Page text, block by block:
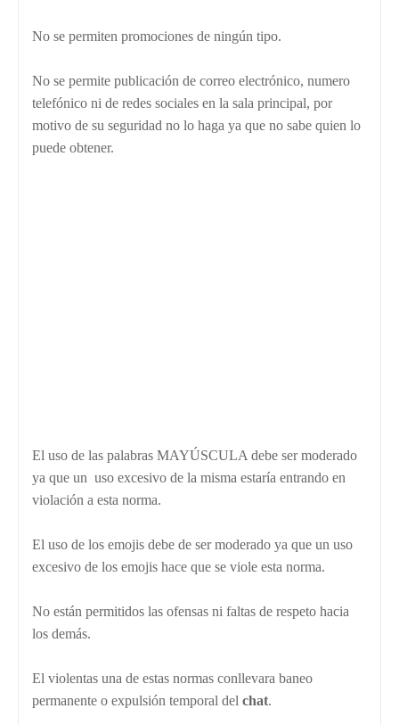
No se permiten promociones de ningún tipo.
No se permite publicación de correo electrónico, numero
telefónico ni de redes sociales en la sala principal, por
motivo de su seguridad no lo haga ya que no sabe quien lo
puede obtener.
El uso de las palabras MAYÚSCULA debe ser moderado
ya que un uso excesivo de la misma estaría entrando en
violación a esta norma.
El uso de los emojis debe de ser moderado ya que un uso
excesivo de los emojis hace que se viole esta norma.
No están permitidos las ofensas ni faltas de respeto hacia
los demás.
El violentas una de estas normas conllevara baneo
permanente o expulsión temporal del chat.